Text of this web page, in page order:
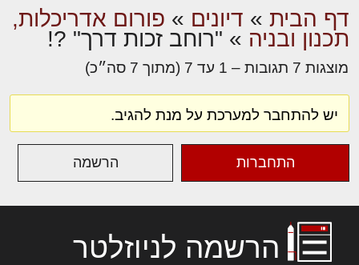
דף הבית » דיונים » פורום אדריכלות,
תכנון ובניה » "רוחב זכות דרך" ?!
מוצגות 7 תגובות – 1 עד 7 (מתוך 7 סה״כ)
יש להתחבר למערכת על מנת להגיב.
התחברות הרשמה
הרשמה לניוזלטר